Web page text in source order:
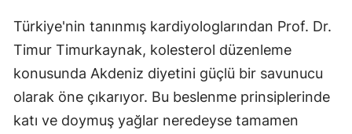
Türkiye'nin tanınmış kardiyologlarından Prof. Dr.
Timur Timurkaynak, kolesterol düzenleme
konusunda Akdeniz diyetini güçlü bir savunucu
olarak öne çıkarıyor. Bu beslenme prinsiplerinde
katı ve doymuş yağlar neredeyse tamamen